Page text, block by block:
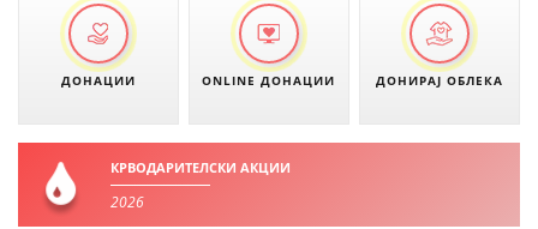
ДЕЈСТВУВАЊЕ
ДОНАЦИИ ONLINE ДОНАЦИИ ДОНИРАЈ ОБЛЕКА
КРВОДАРИТЕЛСКИ АКЦИИ
2026